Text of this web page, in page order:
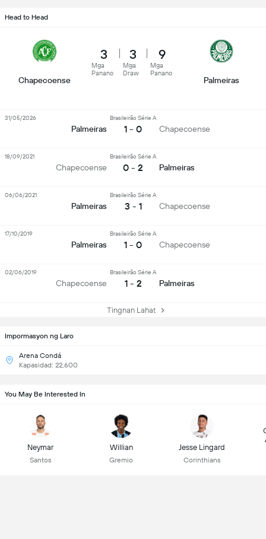
Impormasyon ng Laro
Arena Condá
Kapasidad: 22,600
Head to Head
Chapecoense
3
Mga
Panano
3
Mga
Draw
9
Mga
Panano
Palmeiras
Palmeiras
Brasileirão Série A
1 - 0 Chapecoense
31/05/2026
Chapecoense
Brasileirão Série A
0 - 2 Palmeiras
18/09/2021
Palmeiras
Brasileirão Série A
3 - 1 Chapecoense
06/06/2021
Palmeiras
Brasileirão Série A
1 - 0 Chapecoense
17/10/2019
Chapecoense
Brasileirão Série A
1 - 2 Palmeiras
02/06/2019
Tingnan Lahat
You May Be Interested In
Neymar
Santos
Willian
Gremio
Jesse Lingard
Corinthians